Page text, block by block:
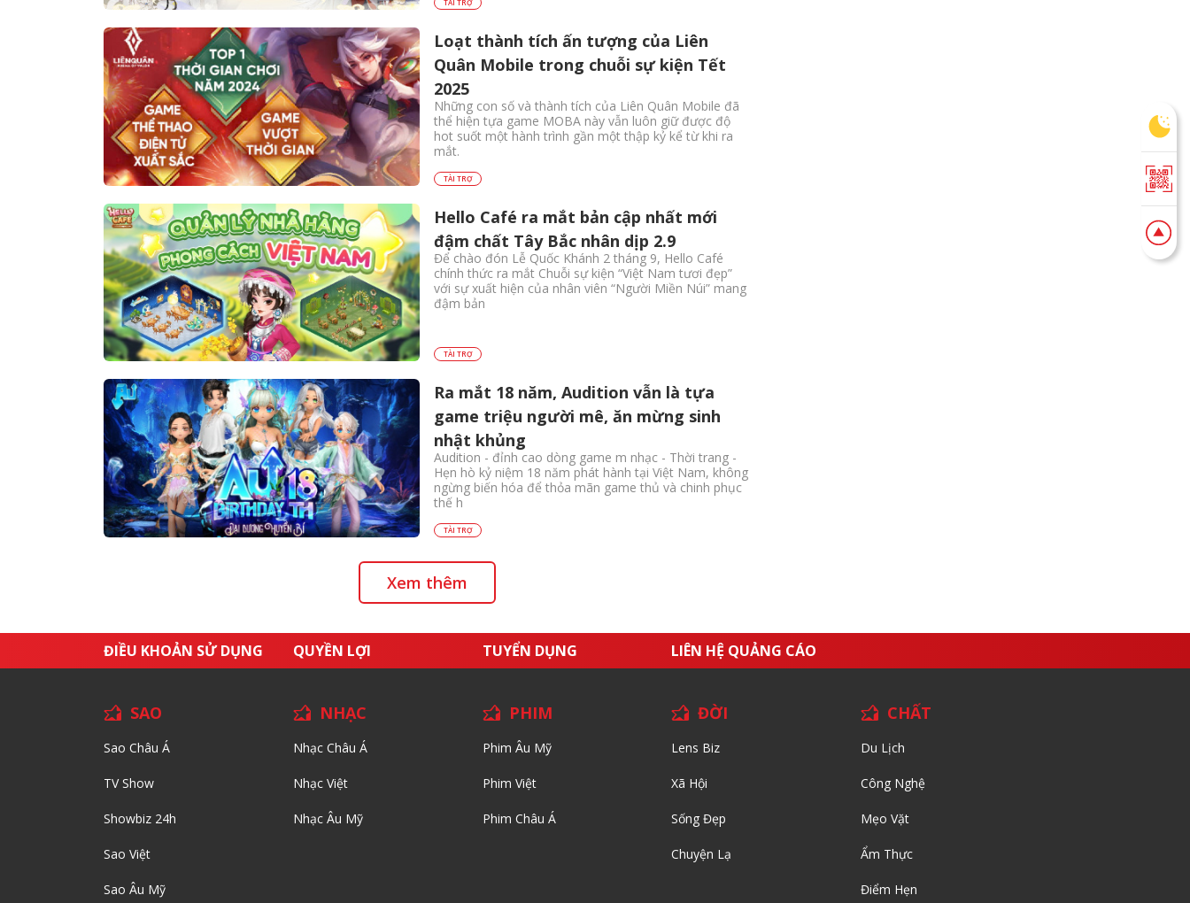
TÀI TRỢ
Loạt thành tích ấn tượng của Liên
Quân Mobile trong chuỗi sự kiện Tết
2025
Những con số và thành tích của Liên Quân Mobile đã
thể hiện tựa game MOBA này vẫn luôn giữ được độ
hot suốt một hành trình gần một thập kỷ kể từ khi ra
mắt.
TÀI TRỢ
Hello Café ra mắt bản cập nhất mới
đậm chất Tây Bắc nhân dịp 2.9
Để chào đón Lễ Quốc Khánh 2 tháng 9, Hello Café
chính thức ra mắt Chuỗi sự kiện “Việt Nam tươi đẹp”
với sự xuất hiện của nhân viên “Người Miền Núi” mang
đậm bản
TÀI TRỢ
Ra mắt 18 năm, Audition vẫn là tựa
game triệu người mê, ăn mừng sinh
nhật khủng
Audition - đỉnh cao dòng game m nhạc - Thời trang -
Hẹn hò kỷ niệm 18 năm phát hành tại Việt Nam, không
ngừng biến hóa để thỏa mãn game thủ và chinh phục
thế h
TÀI TRỢ
Xem thêm
ĐIỀU KHOẢN SỬ DỤNG QUYỀN LỢI TUYỂN DỤNG LIÊN HỆ QUẢNG CÁO
SAO
Sao Châu Á
TV Show
Showbiz 24h
Sao Việt
Sao Âu Mỹ
NHẠC
Nhạc Châu Á
Nhạc Việt
Nhạc Âu Mỹ
PHIM
Phim Âu Mỹ
Phim Việt
Phim Châu Á
ĐỜI
Lens Biz
Xã Hội
Sống Đẹp
Chuyện Lạ
CHẤT
Du Lịch
Công Nghệ
Mẹo Vặt
Ẩm Thực
Điểm Hẹn